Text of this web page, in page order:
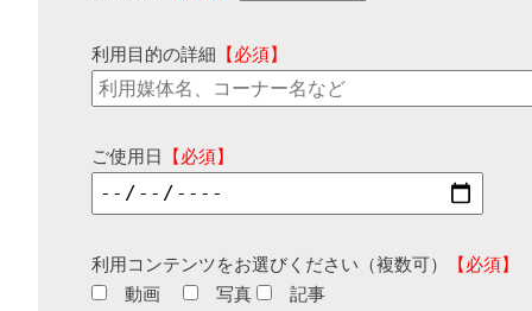
利用目的の詳細 【必須】
ご使用日 【必須】
利用コンテンツをお選びください（複数可）
【必須】
動画
写真 記事